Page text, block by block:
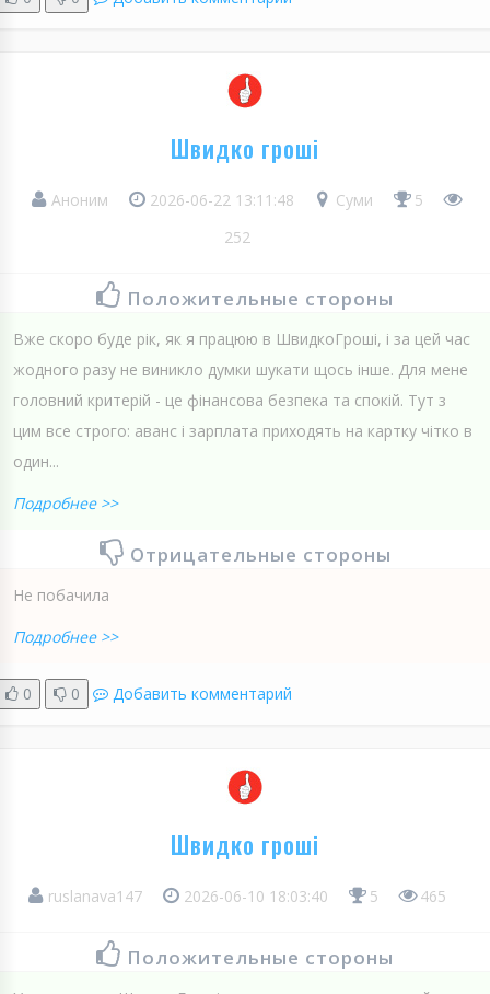
Швидко гроші
Аноним 2026-06-22 13:11:48 Суми
5
252
Положительные стороны
Вже скоро буде рік, як я працюю в ШвидкоГроші, і за цей час
жодного разу не виникло думки шукати щось інше. Для мене
головний критерій - це фінансова безпека та спокій. Тут з
цим все строго: аванс і зарплата приходять на картку чітко в
один...
Подробнее >>
Отрицательные стороны
Не побачила
Подробнее >>
0 0 Добавить комментарий
Швидко гроші
ruslanava147 2026-06-10 18:03:40 5 465
Положительные стороны